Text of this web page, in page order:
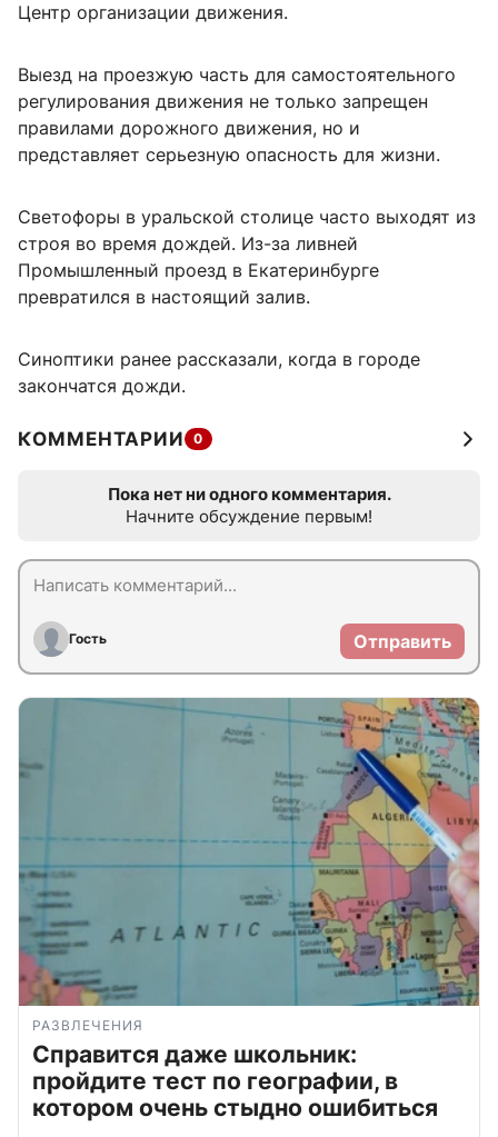
Центр организации движения.
Выезд на проезжую часть для самостоятельного
регулирования движения не только запрещен
правилами дорожного движения, но и
представляет серьезную опасность для жизни.
Светофоры в уральской столице часто выходят из
строя во время дождей. Из-за ливней
Промышленный проезд в Екатеринбурге
превратился в настоящий залив.
Синоптики ранее рассказали, когда в городе
закончатся дожди.
КОММЕНТАРИИ 0
Пока нет ни одного комментария.
Начните обсуждение первым!
Гость Отправить
РАЗВЛЕЧЕНИЯ
Справится даже школьник:
пройдите тест по географии, в
котором очень стыдно ошибиться